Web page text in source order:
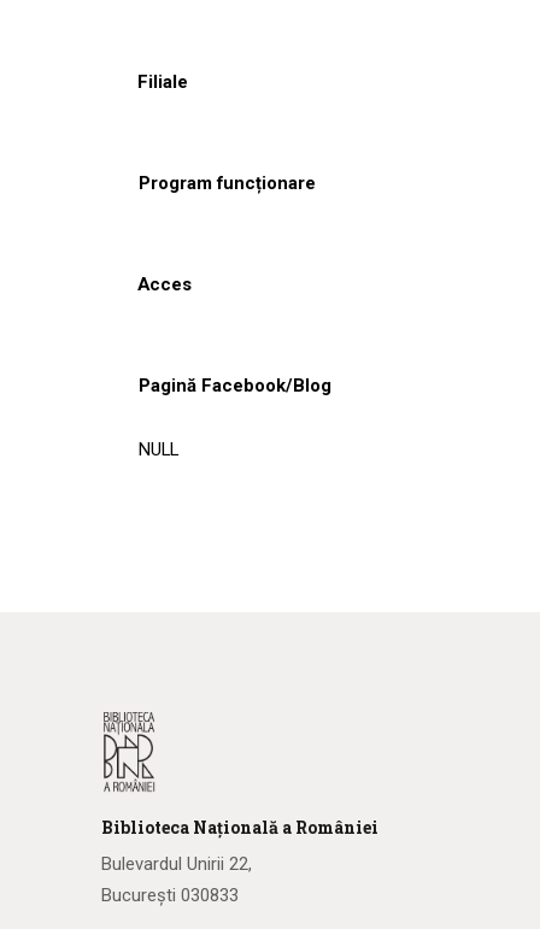
Filiale
Program funcționare
Acces
Pagină Facebook/Blog
NULL
Biblioteca Națională a României
Bulevardul Unirii 22,
București 030833